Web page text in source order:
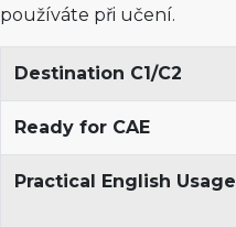
používáte při učení.
Destination C1/C2
Ready for CAE
Practical English Usage